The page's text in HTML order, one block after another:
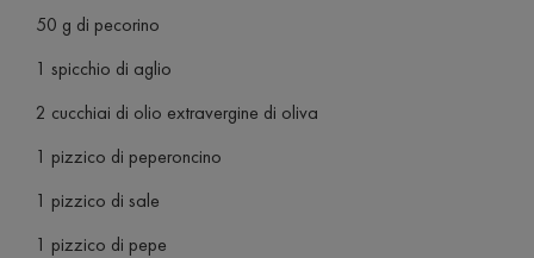
50 g di pecorino
1 spicchio di aglio
2 cucchiai di olio extravergine di oliva
1 pizzico di peperoncino
1 pizzico di sale
1 pizzico di pepe